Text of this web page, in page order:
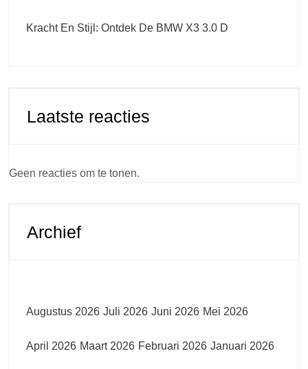
Kracht En Stijl: Ontdek De BMW X3 3.0 D
Laatste reacties
Geen reacties om te tonen.
Archief
Augustus 2026 Juli 2026 Juni 2026 Mei 2026
April 2026 Maart 2026 Februari 2026 Januari 2026